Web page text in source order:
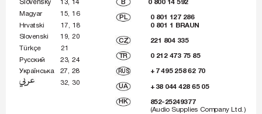
Slovensk˘ 13,
14 B
0 800 14 592
Magyar 15,
16 PL 0 801 127 286
Hrvatski 17,
18
0 801 1 BRAUN
Slovenski 19,
20 CZ 221 804 335
Türkçe 21
TR 0 212 473 75 85
êÛÒÒÍËÈ 23,
24
ìÍ‡ªÌÒ¸Í‡ 27, 28 RUS + 7 495 258 62 70
32,
30 UA + 38 044 428 65 05
HK 852-25249377
(Audio Supplies Company Ltd.)